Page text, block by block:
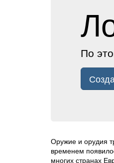
По
Оружие и орудия
временем
многих странах